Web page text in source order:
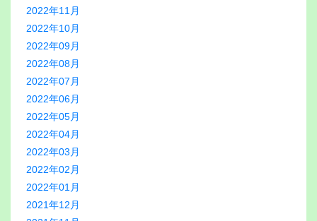
2022年11月
2022年10月
2022年09月
2022年08月
2022年07月
2022年06月
2022年05月
2022年04月
2022年03月
2022年02月
2022年01月
2021年12月